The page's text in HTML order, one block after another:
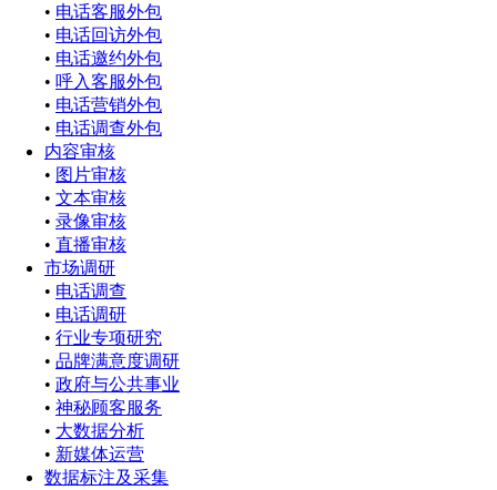
• 电话客服外包
• 电话回访外包
• 电话邀约外包
• 呼入客服外包
• 电话营销外包
• 电话调查外包
内容审核
• 图片审核
• 文本审核
• 录像审核
• 直播审核
市场调研
• 电话调查
• 电话调研
• 行业专项研究
• 品牌满意度调研
• 政府与公共事业
• 神秘顾客服务
• 大数据分析
• 新媒体运营
数据标注及采集